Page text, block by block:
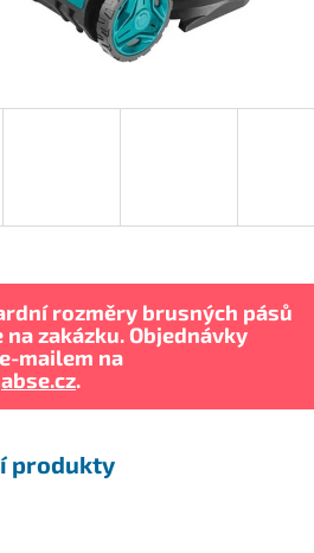
rozměry brusných pásů
zakázku. Objednávky
mailem na
.
produkty